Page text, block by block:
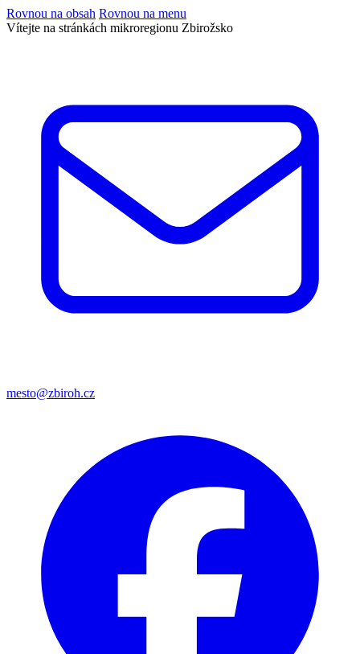
Rovnou na obsah Rovnou na menu
Vítejte na stránkách mikroregionu Zbirožsko
mesto@zbiroh.cz